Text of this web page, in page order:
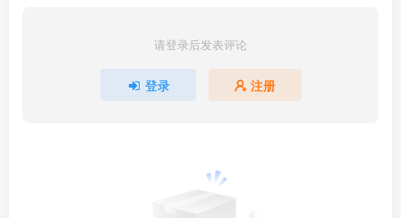
请登录后发表评论
登录 注册